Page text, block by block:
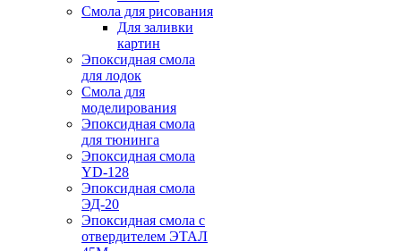
Смола для рисования
Для заливки
картин
Эпоксидная смола
для лодок
Смола для
моделирования
Эпоксидная смола
для тюнинга
Эпоксидная смола
YD-128
Эпоксидная смола
ЭД-20
Эпоксидная смола с
отвердителем ЭТАЛ